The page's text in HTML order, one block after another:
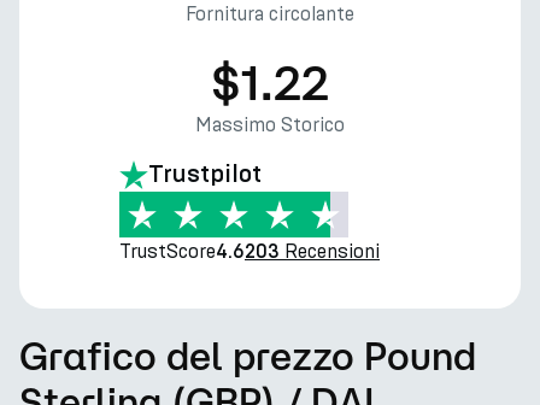
Fornitura circolante
$1.22
Massimo Storico
Trustpilot
TrustScore4.6203 Recensioni
Grafico del prezzo Pound